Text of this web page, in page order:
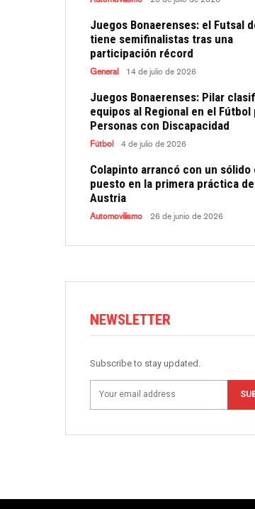
Juegos Bonaerenses: el Futsal
tiene semifinalistas tras una
participación récord
General 14 de julio de 2026
Juegos Bonaerenses: Pilar
equipos al Regional en el Fútbol
Personas con Discapacidad
Fútbol 4 de julio de 2026
Colapinto arrancó con un sólido
puesto en la primera práctica
Austria
Automovilismo 26 de junio de 2026
NEWSLETTER
Subscribe to stay updated.